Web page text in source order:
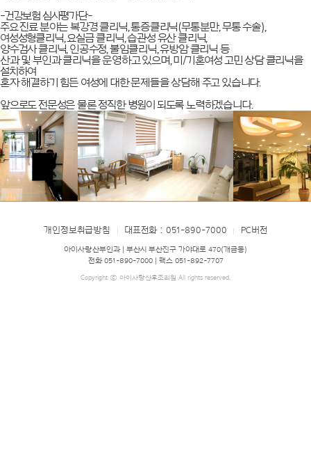
-건강보험 심사평가단-
주요 진료 분야는복강경 클리닉, 통증클리닉(무통분만, 무통 수술),
여성성형클리닉, 요실금 클리닉, 습관성 유산 클리닉,
양수검사 클리닉, 인공수정, 불임클리닉,유방암 클리닉 등
산과 및 부인과 클리닉을 운영하고 있으며, 미/기혼여성 고민 상담 클리닉을
설치하여
혼자 해결하기 힘든 여성에 대한 문제들을 상담해 주고 있습니다.
앞으로도 전문성은 물론 정직한 병원이 되도록 노력하겠습니다.
개인정보취급방침 대표전화 : 051-890-7000 PC버전
아이사랑산부인과 | 부산시 부산진구 가야대로 470(개금동)
전화 051-890-7000 | 팩스 051-892-7707
Copyright ⓒ 아이사랑산후조리원 All rights reserved.